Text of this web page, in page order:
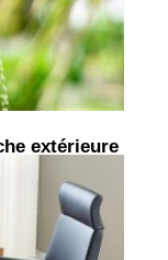
extérieure